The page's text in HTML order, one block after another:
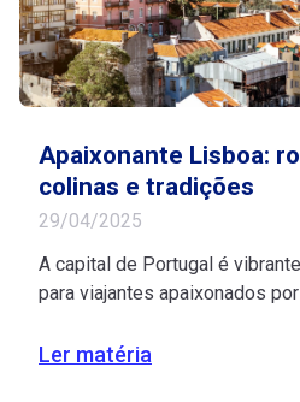
Apaixonante Lisboa:
colinas e tradições
29/04/2025
A capital de Portugal é
para viajantes apaixonados
extensas, repletas de prédios
Ler matéria